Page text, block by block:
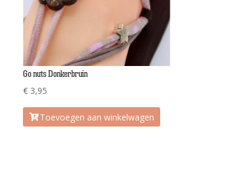
Go nuts Donkerbruin
€3,95
Toevoegen aan winkelwagen